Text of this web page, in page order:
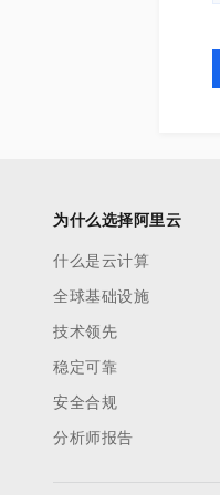
为什么选择阿里云
什么是云计算
全球基础设施
技术领先
稳定可靠
安全合规
分析师报告